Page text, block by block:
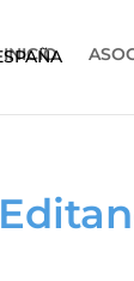
INICIO